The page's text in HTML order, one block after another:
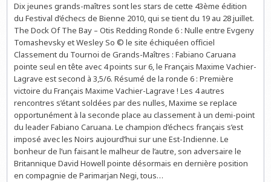
À
:
LA
RONDE
7
LIVE
À
14H
Dix jeunes grands-maîtres sont les stars de cette 43ème édition
du Festival d’échecs de Bienne 2010, qui se tient du 19 au 28 juillet.
The Dock Of The Bay – Otis Redding Ronde 6 : Nulle entre Evgeny
Tomashevsky et Wesley So © le site échiquéen officiel
Classement du Tournoi de Grands-Maîtres : Fabiano Caruana
pointe seul en tête avec 4 points sur 6, le Français Maxime Vachier-
Lagrave est second à 3,5/6. Résumé de la ronde 6 : Première
victoire du Français Maxime Vachier-Lagrave ! Les 4 autres
rencontres s’étant soldées par des nulles, Maxime se replace
opportunément à la seconde place au classement à un demi-point
du leader Fabiano Caruana. Le champion d’échecs français s’est
imposé avec les Noirs aujourd’hui sur une Est-Indienne. Le
bonheur de l’un faisant le malheur de l’autre, son adversaire le
Britannique David Howell pointe désormais en dernière position
en compagnie de Parimarjan Negi, tous…